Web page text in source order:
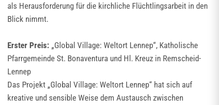
als Herausforderung für die kirchliche Flüchtlingsarbeit in den
Blick nimmt.
Erster Preis: „Global Village: Weltort Lennep“, Katholische
Pfarrgemeinde St. Bonaventura und Hl. Kreuz in Remscheid-
Lennep
Das Projekt „Global Village: Weltort Lennep“ hat sich auf
kreative und sensible Weise dem Austausch zwischen